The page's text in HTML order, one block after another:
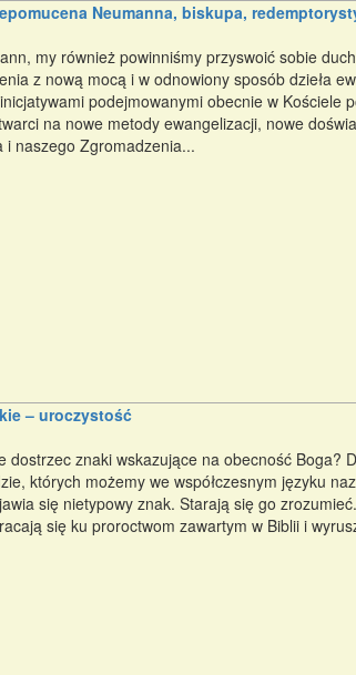
Neumanna, biskupa,
my również powinniśmy przyswoić sobie
z nową mocą i w odnowiony sposób dzieła
podejmowanymi obecnie w Kościele
na nowe metody ewangelizacji, nowe
i naszego Zgromadzenia...
– uroczystość
dostrzec znaki wskazujące na obecność
których możemy we współczesnym języku
się nietypowy znak. Starają się go
się ku proroctwom zawartym w Biblii i